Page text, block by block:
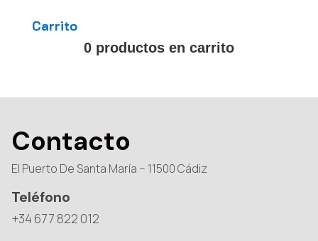
Carrito
0 productos en carrito
Contacto
El Puerto De Santa María – 11500 Cádiz
Teléfono
+34 677 822 012